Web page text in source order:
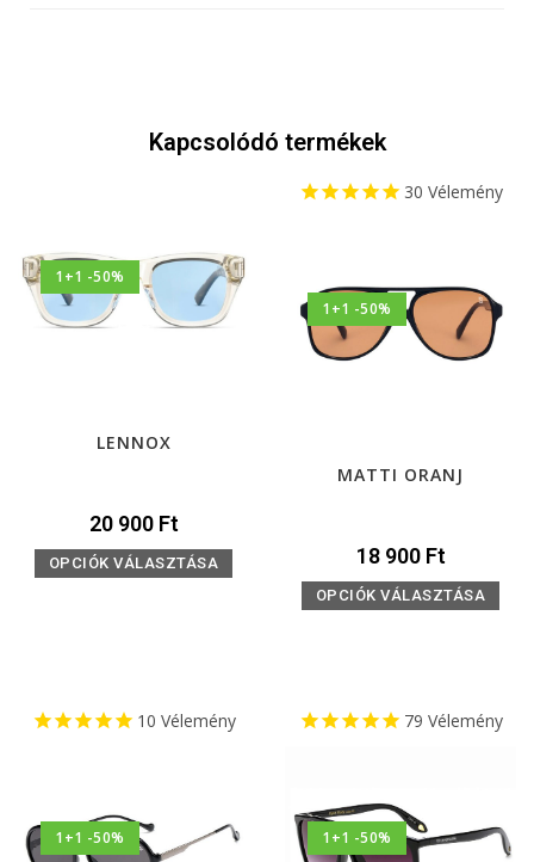
Kapcsolódó termékek
1+1 -50%
LENNOX
20 900 Ft
OPCIÓK VÁLASZTÁSA
30 Vélemény
1+1 -50%
MATTI ORANJ
18 900 Ft
OPCIÓK VÁLASZTÁSA
10 Vélemény
1+1 -50%
79 Vélemény
1+1 -50%